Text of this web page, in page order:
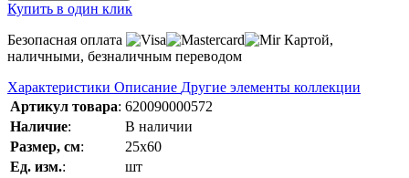
Купить в один клик
Безопасная оплата
Картой,
наличными, безналичным переводом
Характеристики Описание Другие элементы коллекции
Артикул товара: 620090000572
Наличие:
В наличии
Размер, см:
25x60
Ед. изм.:
шт